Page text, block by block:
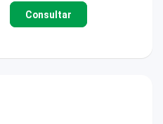
Consultar